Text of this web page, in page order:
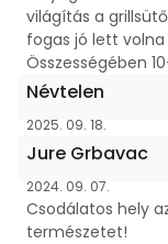
világítás a
fogas jó lett
Összességében
Névtelen
2025. 09. 18.
Jure Grbavac
2024. 09. 07.
Csodálatos hely
természetet!